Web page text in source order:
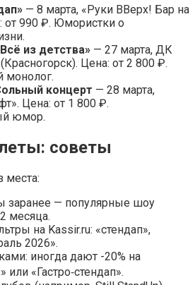
— 8 марта, «Руки ВВерх! Бар на
от 990 ₽. Юмористки о
из детства» — 27 марта, ДК
Цена: от 2 800 ₽.
монолог.
концерт — 28 марта,
Цена: от 1 800 ₽.
юмор.
советы
места:
заранее — популярные шоу
месяца.
на Kassir.ru: «стендап»,
2026».
иногда дают -20% на
или «Гастро‑стендап».